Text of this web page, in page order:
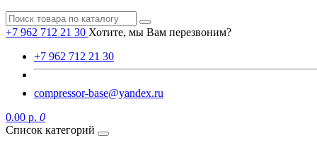
+7 962 712 21 30 Хотите, мы Вам перезвоним?
+7 962 712 21 30
compressor-base@yandex.ru
0.00 р. 0
Список категорий